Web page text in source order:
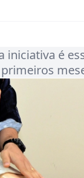
iniciativa é